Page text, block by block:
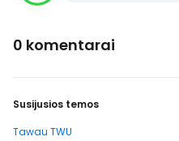
0 komentarai
Susijusios temos
Tawau TWU